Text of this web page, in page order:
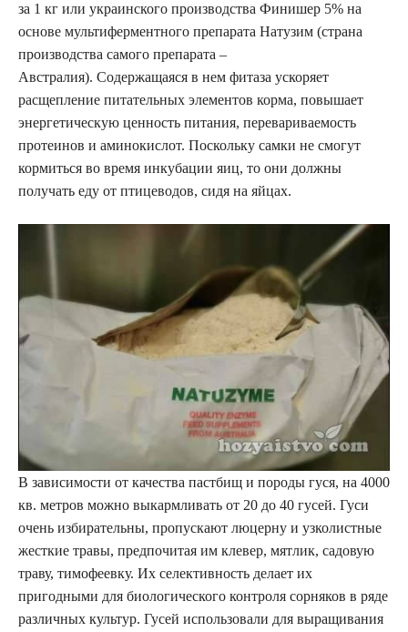
за 1 кг или украинского производства Финишер 5% на
основе мультиферментного препарата Натузим (страна
производства самого препарата –
Австралия). Содержащаяся в нем фитаза ускоряет
расщепление питательных элементов корма, повышает
энергетическую ценность питания, перевариваемость
протеинов и аминокислот. Поскольку самки не смогут
кормиться во время инкубации яиц, то они должны
получать еду от птицеводов, сидя на яйцах.
В зависимости от качества пастбищ и породы гуся, на 4000
кв. метров можно выкармливать от 20 до 40 гусей. Гуси
очень избирательны, пропускают люцерну и узколистные
жесткие травы, предпочитая им клевер, мятлик, садовую
траву, тимофеевку. Их селективность делает их
пригодными для биологического контроля сорняков в ряде
различных культур. Гусей использовали для выращивания